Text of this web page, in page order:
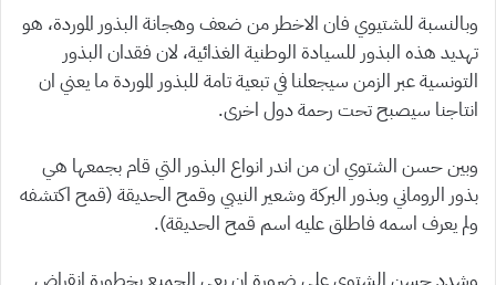
وبالنسبة للشتيوي فان الاخطر من ضعف وهجانة البذور الموردة، هو
تهديد هذه البذور للسيادة الوطنية الغذائية، لان فقدان البذور
التونسية عبر الزمن سيجعلنا في تبعية تامة للبذور الموردة ما يعني ان
انتاجنا سيصبح تحت رحمة دول اخرى.
وبين حسن الشتوي ان من اندر انواع البذور التي قام بجمعها هي
بذور الروماني وبذور البركة وشعير النيبي وقمح الحديقة (قمح اكتشفه
ولم يعرف اسمه فاطلق عليه اسم قمح الحديقة).